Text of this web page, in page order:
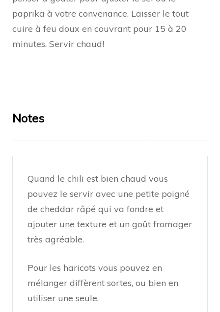
paprika à votre convenance. Laisser le tout
cuire à feu doux en couvrant pour 15 à 20
minutes. Servir chaud!
Notes
Quand le chili est bien chaud vous
pouvez le servir avec une petite poigné
de cheddar râpé qui va fondre et
ajouter une texture et un goût fromager
très agréable.
Pour les haricots vous pouvez en
mélanger diffèrent sortes, ou bien en
utiliser une seule.